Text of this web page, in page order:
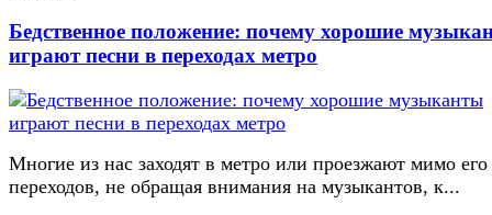
Бедственное положение: почему хорошие
играют песни в переходах метро
Многие из нас заходят в метро или проезжают мимо его
переходов, не обращая внимания на музыкантов, к...